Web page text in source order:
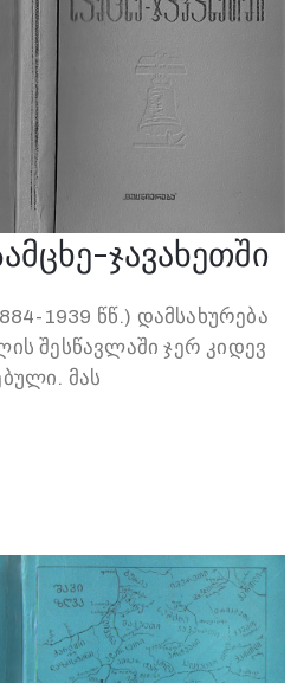
ჯავახეთში
1939 წწ.) დამსახურება
შესწავლაში ჯერ კიდევ
მას